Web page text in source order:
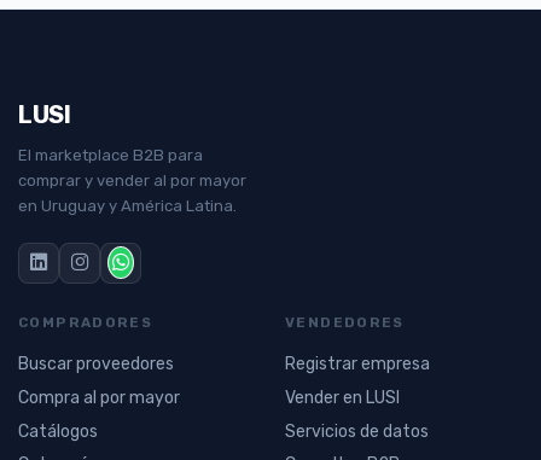
LUSI
El marketplace B2B para
comprar y vender al por mayor
en Uruguay y América Latina.
COMPRADORES
Buscar proveedores
Compra al por mayor
Catálogos
VENDEDORES
Registrar empresa
Vender en LUSI
Servicios de datos